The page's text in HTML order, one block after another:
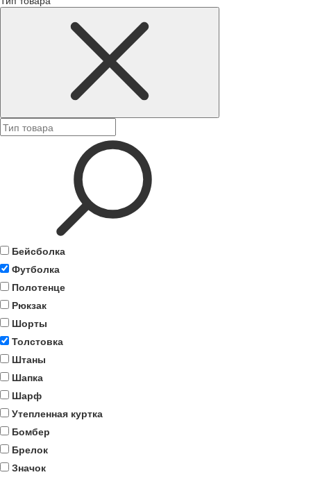
Бейсболка
Футболка
Полотенце
Рюкзак
Шорты
Толстовка
Штаны
Шапка
Шарф
Утепленная куртка
Бомбер
Брелок
Значок